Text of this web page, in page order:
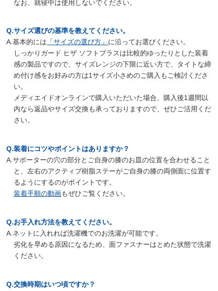
なお、就寝中は使用しないでください。
Q.サイズ選びの基準を教えてください。
A.基本的には 「サイズの選び方」 に沿ってお選びください。
しっかりガード ヒザ ソフトプラスは比較的ゆったりとした装着
感の製品ですので、サイズレンジの下限に近い方で、タイトな締
め付け感をお好みの方は1サイズ小さめのご購入もご検討くださ
い。
メディエイドオンラインで購入いただいた場合、購入後1週間以
内なら返品やサイズ交換も承っておりますので、ぜひご活用くだ
さい。
Q.装着にコツやポイントはありますか？
A.サポーターの穴の部分とご自身の膝のお皿の位置を合わせること
と、左右のアクティブ樹脂ステーがご自身の膝の両側面に位置す
るようにするのがポイントです。
装着手順の動画もぜひご覧ください。
Q.お手入れ方法を教えてください。
A.ネットに入れれば洗濯機でのお洗濯が可能です。
劣化を早める原因になるため、面ファスナーはとめた状態で洗濯
ください。
Q.交換時期はいつ頃ですか？